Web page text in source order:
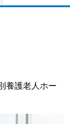
養護老人ホー